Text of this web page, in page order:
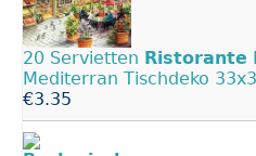
20 Servietten Ristorante
Mediterran Tischdeko
€3.35